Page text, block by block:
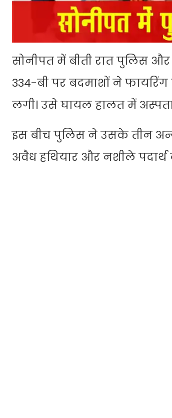
सोनीपत में बीती रात पुलिस
334-बी पर बदमाशों ने
लगी। उसे घायल हालत में
इस बीच पुलिस ने उसके तीन अन्य
अवैध हथियार और नशीले पदार्थ